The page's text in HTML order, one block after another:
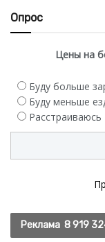
Опрос
Цены на
Буду больше
Буду меньше
Расстраиваюсь
Реклама 8 919